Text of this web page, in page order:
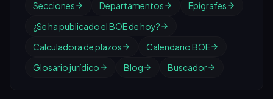
Secciones Departamentos
Epígrafes
¿Se ha publicado el BOE de hoy?
Calculadora de plazos
Calendario BOE
Glosario jurídico
Blog Buscador